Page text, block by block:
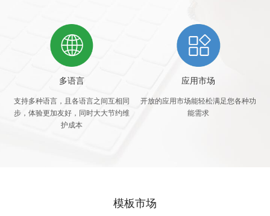
多语言
支持多种语言，且各语言之间互相同
步，体验更加友好，同时大大节约维
护成本
应用市场
开放的应用市场能轻松满足您各种功
能需求
模板市场